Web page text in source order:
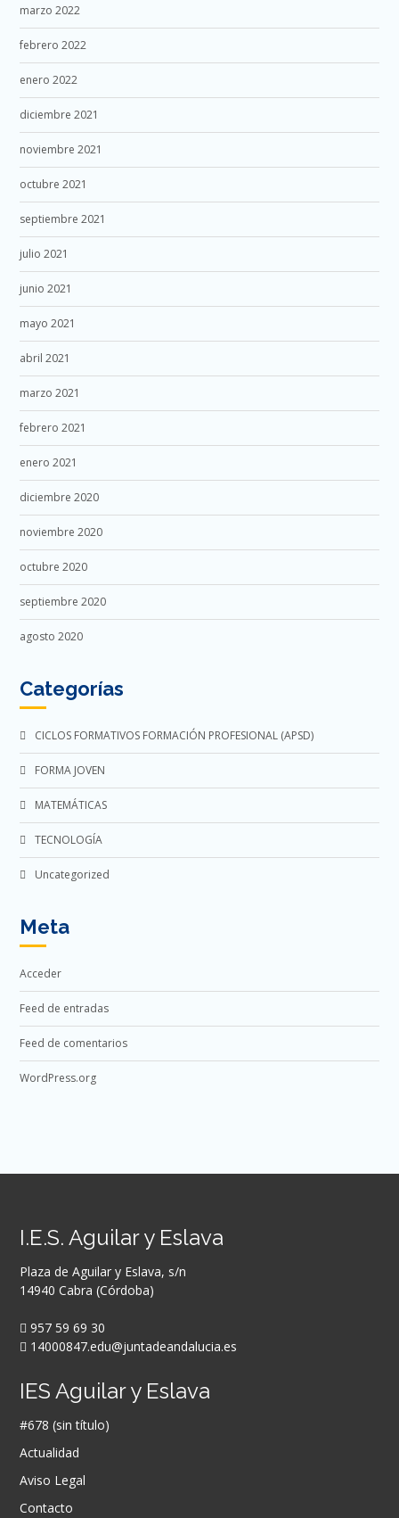
marzo 2022
febrero 2022
enero 2022
diciembre 2021
noviembre 2021
octubre 2021
septiembre 2021
julio 2021
junio 2021
mayo 2021
abril 2021
marzo 2021
febrero 2021
enero 2021
diciembre 2020
noviembre 2020
octubre 2020
septiembre 2020
agosto 2020
Categorías
CICLOS FORMATIVOS FORMACIÓN PROFESIONAL (APSD)
FORMA JOVEN
MATEMÁTICAS
TECNOLOGÍA
Uncategorized
Meta
Acceder
Feed de entradas
Feed de comentarios
WordPress.org
I.E.S. Aguilar y Eslava
Plaza de Aguilar y Eslava, s/n
14940 Cabra (Córdoba)
957 59 69 30
14000847.edu@juntadeandalucia.es
IES Aguilar y Eslava
#678 (sin título)
Actualidad
Aviso Legal
Contacto